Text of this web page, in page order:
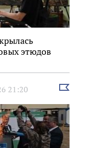
этюдов
21:20
Выбрать